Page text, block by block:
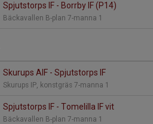
Spjutstorps IF - Borrby IF (P14)
Bäckavallen B-plan 7-manna 1
Skurups AIF - Spjutstorps IF
Skurups IP, konstgräs 7-manna 1
Spjutstorps IF - Tomelilla IF vit
Bäckavallen B-plan 7-manna 1